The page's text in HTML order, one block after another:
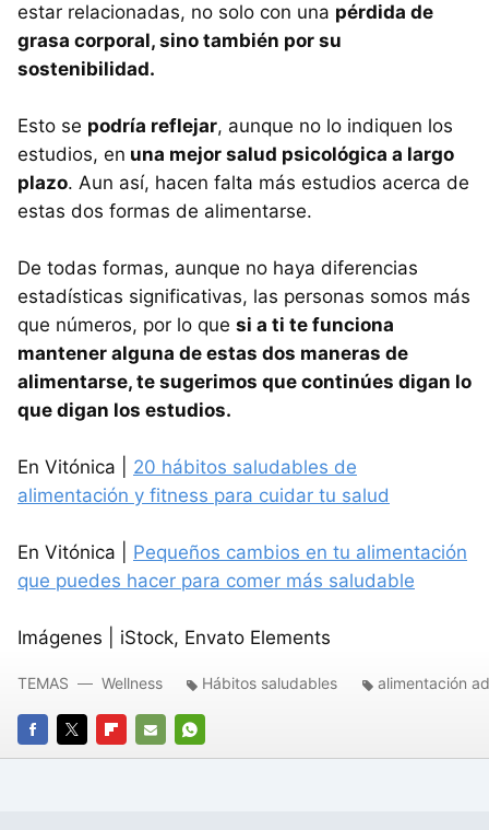
estar relacionadas, no solo con una pérdida de
grasa corporal, sino también por su
sostenibilidad.
Esto se podría reflejar, aunque no lo indiquen los
estudios, en una mejor salud psicológica a largo
plazo. Aun así, hacen falta más estudios acerca de
estas dos formas de alimentarse.
De todas formas, aunque no haya diferencias
estadísticas significativas, las personas somos más
que números, por lo que si a ti te funciona
mantener alguna de estas dos maneras de
alimentarse, te sugerimos que continúes digan lo
que digan los estudios.
En Vitónica | 20 hábitos saludables de
alimentación y fitness para cuidar tu salud
En Vitónica | Pequeños cambios en tu alimentación
que puedes hacer para comer más saludable
Imágenes | iStock, Envato Elements
FACEBOOK
TWITTERFLIPBOARD
E-
WHATSAPP
TEMAS Wellness Hábitos saludables alimentación